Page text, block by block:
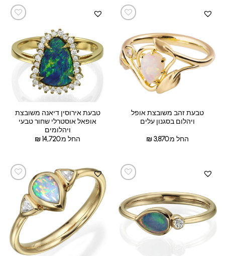
טבעת זהב משובצת אופל
ויהלום בסגנון עלים
החל מ: ₪3,870
טבעת אירוסין דיאנה משובצת
אופאל אוסטרלי שחור טבעי
ויהלומים
החל מ:
₪14,720